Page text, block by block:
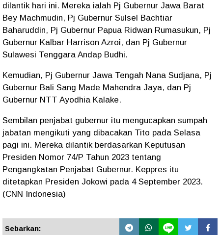
dilantik hari ini. Mereka ialah Pj Gubernur Jawa Barat
Bey Machmudin, Pj Gubernur Sulsel Bachtiar
Baharuddin, Pj Gubernur Papua Ridwan Rumasukun, Pj
Gubernur Kalbar Harrison Azroi, dan Pj Gubernur
Sulawesi Tenggara Andap Budhi.
Kemudian, Pj Gubernur Jawa Tengah Nana Sudjana, Pj
Gubernur Bali Sang Made Mahendra Jaya, dan Pj
Gubernur NTT Ayodhia Kalake.
Sembilan penjabat gubernur itu mengucapkan sumpah
jabatan mengikuti yang dibacakan Tito pada Selasa
pagi ini. Mereka dilantik berdasarkan Keputusan
Presiden Nomor 74/P Tahun 2023 tentang
Pengangkatan Penjabat Gubernur. Keppres itu
ditetapkan Presiden Jokowi pada 4 September 2023.
(CNN Indonesia)
Sebarkan: